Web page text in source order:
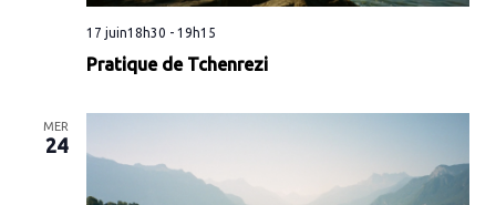
Pratique de Tchenrezi
17 juin18h30 - 19h15
MER
24